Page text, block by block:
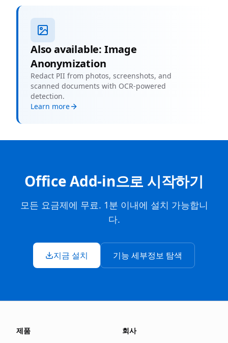
Also available: Image
Anonymization
Redact PII from photos, screenshots, and
scanned documents with OCR-powered
detection.
Learn more
Office Add-in으로 시작하기
모든 요금제에 무료. 1분 이내에 설치 가능합니
다.
지금 설치 기능 세부정보 탐색
제품 회사